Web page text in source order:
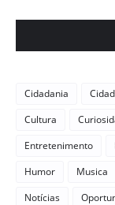
Cidadania
Cultura
Entretenimento
Humor
Musica
Notícias